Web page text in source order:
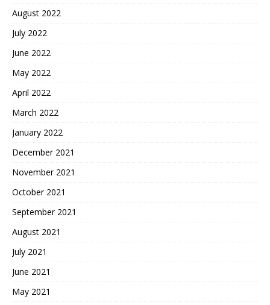
August 2022
July 2022
June 2022
May 2022
April 2022
March 2022
January 2022
December 2021
November 2021
October 2021
September 2021
August 2021
July 2021
June 2021
May 2021